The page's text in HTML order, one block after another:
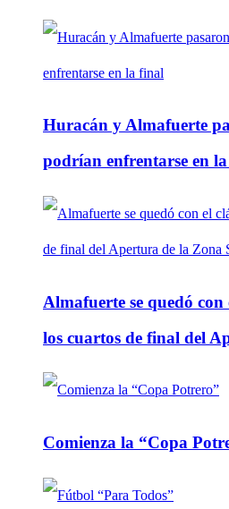
Huracán y Almafuerte
podrían enfrentarse en
Almafuerte se quedó
los cuartos de final del
Comienza la “Copa